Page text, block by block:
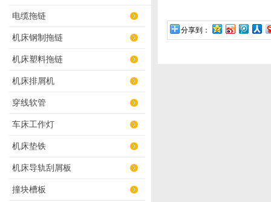
电缆拖链
机床钢制拖链
机床塑料拖链
机床排屑机
穿线软管
车床工作灯
机床垫铁
机床导轨刮屑板
撞块槽板
分享到：